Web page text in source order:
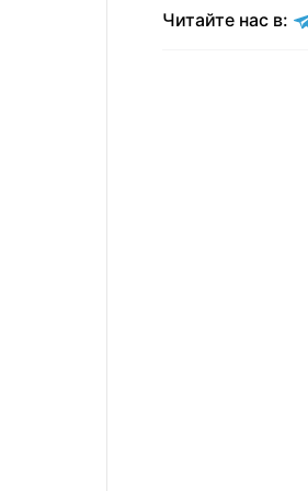
Читайте нас в: